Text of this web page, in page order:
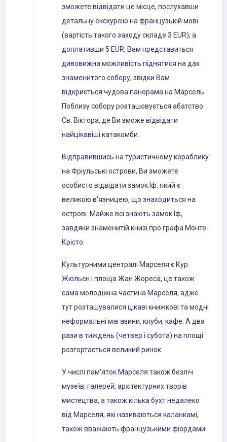
зможете відвідати це місце, послухавши
детальну екскурсію на французькій мові
(вартість такого заходу складе 3 EUR), а
доплативши 5 EUR, Вам представиться
дивовижна можливість піднятися на дах
знаменитого собору, звідки Вам
відкриється чудова панорама на Марсель.
Поблизу собору розташовується абатство
Св. Віктора, де Ви зможе відвідати
найцікавіші катакомби.
Відправившись на туристичному кораблику
на Фріульські острови, Ви зможете
особисто відвідати замок Іф, який є
великою в'язницею, що знаходиться на
острові. Майже всі знають замок Іф,
завдяки знаменитій книзі про графа Монте-
Крісто.
Культурними централі Марселя є Кур
Жюльєн і площа Жан Жореса, це також
сама молодіжна частина Марселя, адже
тут розташувалися цікаві книжкові та модні
неформальні магазини, клуби, кафе. А два
рази в тиждень (четвер і субота) на площі
розгортається великий ринок.
У числі пам'яток Марселя також безліч
музеїв, галерей, архітектурних творів
мистецтва, а також кілька бухт недалеко
від Марселя, які називаються каланкамі,
також вважають французькими фіордами.